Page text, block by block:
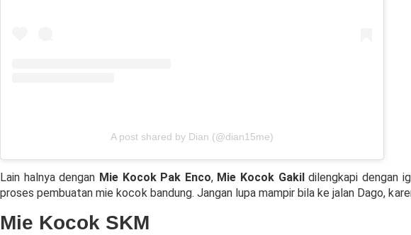
A post shared by Dian (@dian15me)
Lain halnya dengan Mie Kocok Pak Enco, Mie Kocok Gakildilengkapi dengan
proses pembuatan mie kocok bandung. Jangan lupa mampir bila ke jalan Dago,
Mie Kocok SKM